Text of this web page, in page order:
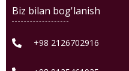
Biz bilan bog'lanish
+98 2126702916